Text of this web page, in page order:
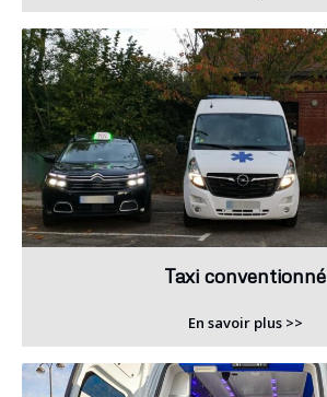
Taxi conventionné
En savoir plus >>